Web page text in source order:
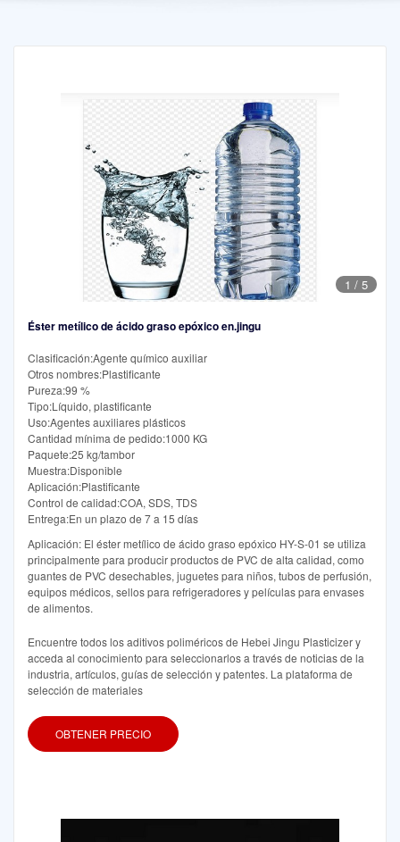
1 / 5
Éster metílico de ácido graso epóxico en.jingu
Clasificación:Agente químico auxiliar
Otros nombres:Plastificante
Pureza:99 %
Tipo:Líquido, plastificante
Uso:Agentes auxiliares plásticos
Cantidad mínima de pedido:1000 KG
Paquete:25 kg/tambor
Muestra:Disponible
Aplicación:Plastificante
Control de calidad:COA, SDS, TDS
Entrega:En un plazo de 7 a 15 días
Aplicación: El éster metílico de ácido graso epóxico HY-S-01 se utiliza
principalmente para producir productos de PVC de alta calidad, como
guantes de PVC desechables, juguetes para niños, tubos de perfusión,
equipos médicos, sellos para refrigeradores y películas para envases
de alimentos.
Encuentre todos los aditivos poliméricos de Hebei Jingu Plasticizer y
acceda al conocimiento para seleccionarlos a través de noticias de la
industria, artículos, guías de selección y patentes. La plataforma de
selección de materiales
OBTENER PRECIO